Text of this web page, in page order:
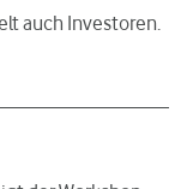
auch Investoren.